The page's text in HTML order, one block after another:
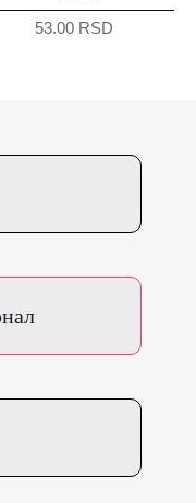
53.00 RSD